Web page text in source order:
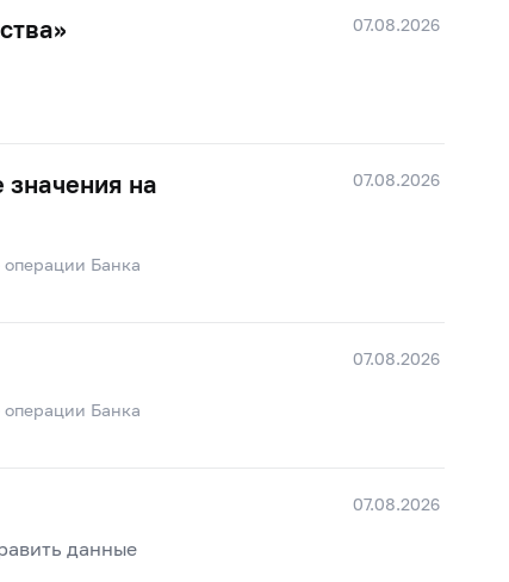
07.08.2026
07.08.2026
на
Банка
07.08.2026
Банка
07.08.2026
данные